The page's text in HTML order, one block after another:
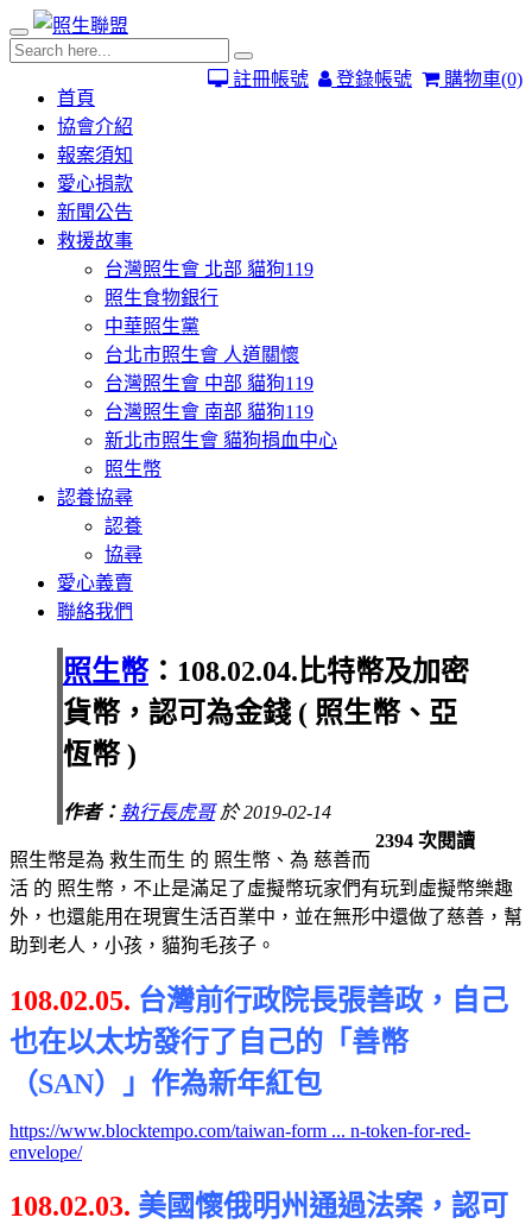
購物車(0)
登錄帳號
註冊帳號
首頁
協會介紹
報案須知
愛心捐款
新聞公告
救援故事
台灣照生會 北部 貓狗119
照生食物銀行
中華照生黨
台北市照生會 人道關懷
台灣照生會 中部 貓狗119
台灣照生會 南部 貓狗119
新北市照生會 貓狗捐血中心
照生幣
認養協尋
認養
協尋
愛心義賣
聯絡我們
照生幣：108.02.04.比特幣及加密
貨幣，認可為金錢 ( 照生幣、亞
恆幣 )
作者： 執行長虎哥於 2019-02-14
2394 次閱讀
照生幣是為 救生而生 的 照生幣、為 慈善而
活 的 照生幣，不止是滿足了虛擬幣玩家們有玩到虛擬幣樂趣
外，也還能用在現實生活百業中，並在無形中還做了慈善，幫
助到老人，小孩，貓狗毛孩子。
108.02.05. 台灣前行政院長張善政，自己
也在以太坊發行了自己的「善幣
（SAN）」作為新年紅包
https://www.blocktempo.com/taiwan-form ... n-token-for-red-
envelope/
108.02.03. 美國懷俄明州通過法案，認可